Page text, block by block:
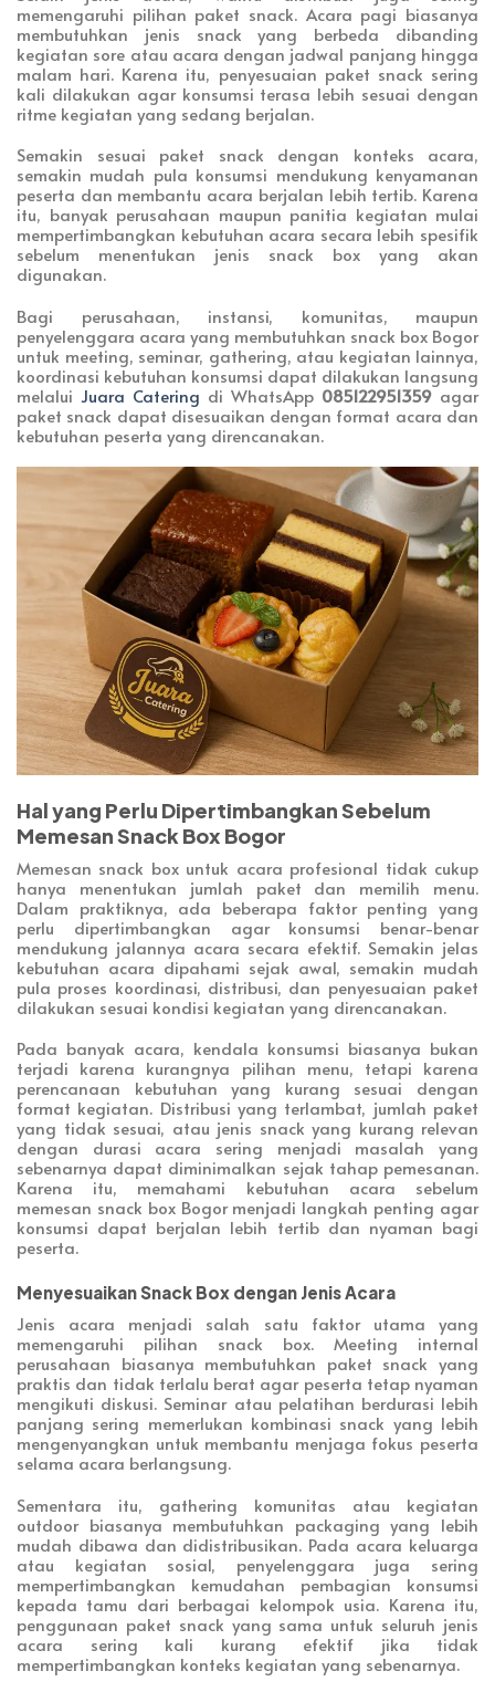
memengaruhi pilihan paket snack. Acara pagi biasanya
membutuhkan jenis snack yang berbeda dibanding
kegiatan sore atau acara dengan jadwal panjang hingga
malam hari. Karena itu, penyesuaian paket snack sering
kali dilakukan agar konsumsi terasa lebih sesuai dengan
ritme kegiatan yang sedang berjalan.
Semakin sesuai paket snack dengan konteks acara,
semakin mudah pula konsumsi mendukung kenyamanan
peserta dan membantu acara berjalan lebih tertib. Karena
itu, banyak perusahaan maupun panitia kegiatan mulai
mempertimbangkan kebutuhan acara secara lebih spesifik
sebelum menentukan jenis snack box yang akan
digunakan.
Bagi perusahaan, instansi, komunitas, maupun
penyelenggara acara yang membutuhkan snack box Bogor
untuk meeting, seminar, gathering, atau kegiatan lainnya,
koordinasi kebutuhan konsumsi dapat dilakukan langsung
melalui Juara Catering di WhatsApp 085122951359 agar
paket snack dapat disesuaikan dengan format acara dan
kebutuhan peserta yang direncanakan.
Hal yang Perlu Dipertimbangkan Sebelum
Memesan Snack Box Bogor
Memesan snack box untuk acara profesional tidak cukup
hanya menentukan jumlah paket dan memilih menu.
Dalam praktiknya, ada beberapa faktor penting yang
perlu dipertimbangkan agar konsumsi benar-benar
mendukung jalannya acara secara efektif. Semakin jelas
kebutuhan acara dipahami sejak awal, semakin mudah
pula proses koordinasi, distribusi, dan penyesuaian paket
dilakukan sesuai kondisi kegiatan yang direncanakan.
Pada banyak acara, kendala konsumsi biasanya bukan
terjadi karena kurangnya pilihan menu, tetapi karena
perencanaan kebutuhan yang kurang sesuai dengan
format kegiatan. Distribusi yang terlambat, jumlah paket
yang tidak sesuai, atau jenis snack yang kurang relevan
dengan durasi acara sering menjadi masalah yang
sebenarnya dapat diminimalkan sejak tahap pemesanan.
Karena itu, memahami kebutuhan acara sebelum
memesan snack box Bogor menjadi langkah penting agar
konsumsi dapat berjalan lebih tertib dan nyaman bagi
peserta.
Menyesuaikan Snack Box dengan Jenis Acara
Jenis acara menjadi salah satu faktor utama yang
memengaruhi pilihan snack box. Meeting internal
perusahaan biasanya membutuhkan paket snack yang
praktis dan tidak terlalu berat agar peserta tetap nyaman
mengikuti diskusi. Seminar atau pelatihan berdurasi lebih
panjang sering memerlukan kombinasi snack yang lebih
mengenyangkan untuk membantu menjaga fokus peserta
selama acara berlangsung.
Sementara itu, gathering komunitas atau kegiatan
outdoor biasanya membutuhkan packaging yang lebih
mudah dibawa dan didistribusikan. Pada acara keluarga
atau kegiatan sosial, penyelenggara juga sering
mempertimbangkan kemudahan pembagian konsumsi
kepada tamu dari berbagai kelompok usia. Karena itu,
penggunaan paket snack yang sama untuk seluruh jenis
acara sering kali kurang efektif jika tidak
mempertimbangkan konteks kegiatan yang sebenarnya.